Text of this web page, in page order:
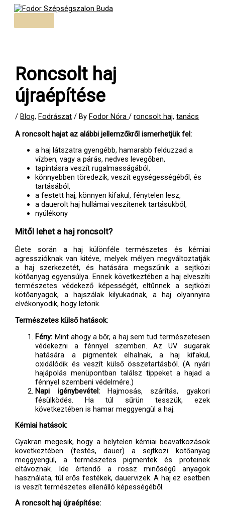
Skip
content Menu
Roncsolt haj
újraépítése
/Blog,Fodrászat / ByFodor Nóra/roncsolt haj,tanács
A roncsolt hajat az alábbi jellemzőkről ismerhetjük fel:
a haj látszatra gyengébb, hamarabb felduzzad a
vízben, vagy a párás, nedves levegőben,
tapintásra veszít rugalmasságából,
könnyebben töredezik, veszít egységességéből, és
tartásából,
a festett haj, könnyen kifakul, fénytelen lesz,
a dauerolt haj hullámai veszítenek tartásukból,
nyúlékony
Mitől lehet a haj roncsolt?
Élete során a haj különféle természetes és kémiai
agresszióknak van kitéve, melyek mélyen megváltoztatják
a haj szerkezetét, és hatására megszűnik a sejtközi
kötőanyag egyensúlya. Ennek következtében a haj elveszíti
természetes védekező képességét, eltűnnek a sejtközi
kötőanyagok, a hajszálak kilyukadnak, a haj olyannyira
elvékonyodik, hogy letörik.
Természetes külső hatások:
Fény: Mint ahogy a bőr, a haj sem tud természetesen
védekezni a fénnyel szemben. Az UV sugarak
hatására a pigmentek elhalnak, a haj kifakul,
oxidálódik és veszít külső összetartásból. (A nyári
hajápolás menüpontban találsz tippeket a hajad a
fénnyel szembeni védelmére.)
Napi igénybevétel:Hajmosás, szárítás, gyakori
fésülködés. Ha túl sűrün tesszük, ezek
következtében is hamar meggyengül a haj.
Kémiai hatások:
Gyakran megesik, hogy a helytelen kémiai beavatkozások
következtében (festés, dauer) a sejtközi kötőanyag
meggyengül, a természetes pigmentek és proteinek
eltávoznak. Ide értendő a rossz minőségű anyagok
használata, túl erős festékek, dauervizek. A haj ez esetben
is veszít természetes ellenálló képességéből.
A roncsolt haj újraépítése: